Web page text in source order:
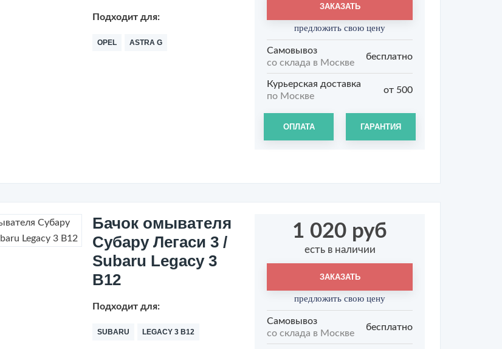
Подходит для:
OPEL ASTRA G
ЗАКАЗАТЬ
предложить свою цену
Самовывоз
со склада в Москве
бесплатно
Курьерская доставка
по Москве
от 500
ОПЛАТА ГАРАНТИЯ
Бачок омывателя
Субару Легаси 3 /
Subaru Legacy 3
B12
Подходит для:
SUBARU LEGACY 3 B12
1 020 руб
есть в наличии
ЗАКАЗАТЬ
предложить свою цену
Самовывоз
со склада в Москве
бесплатно